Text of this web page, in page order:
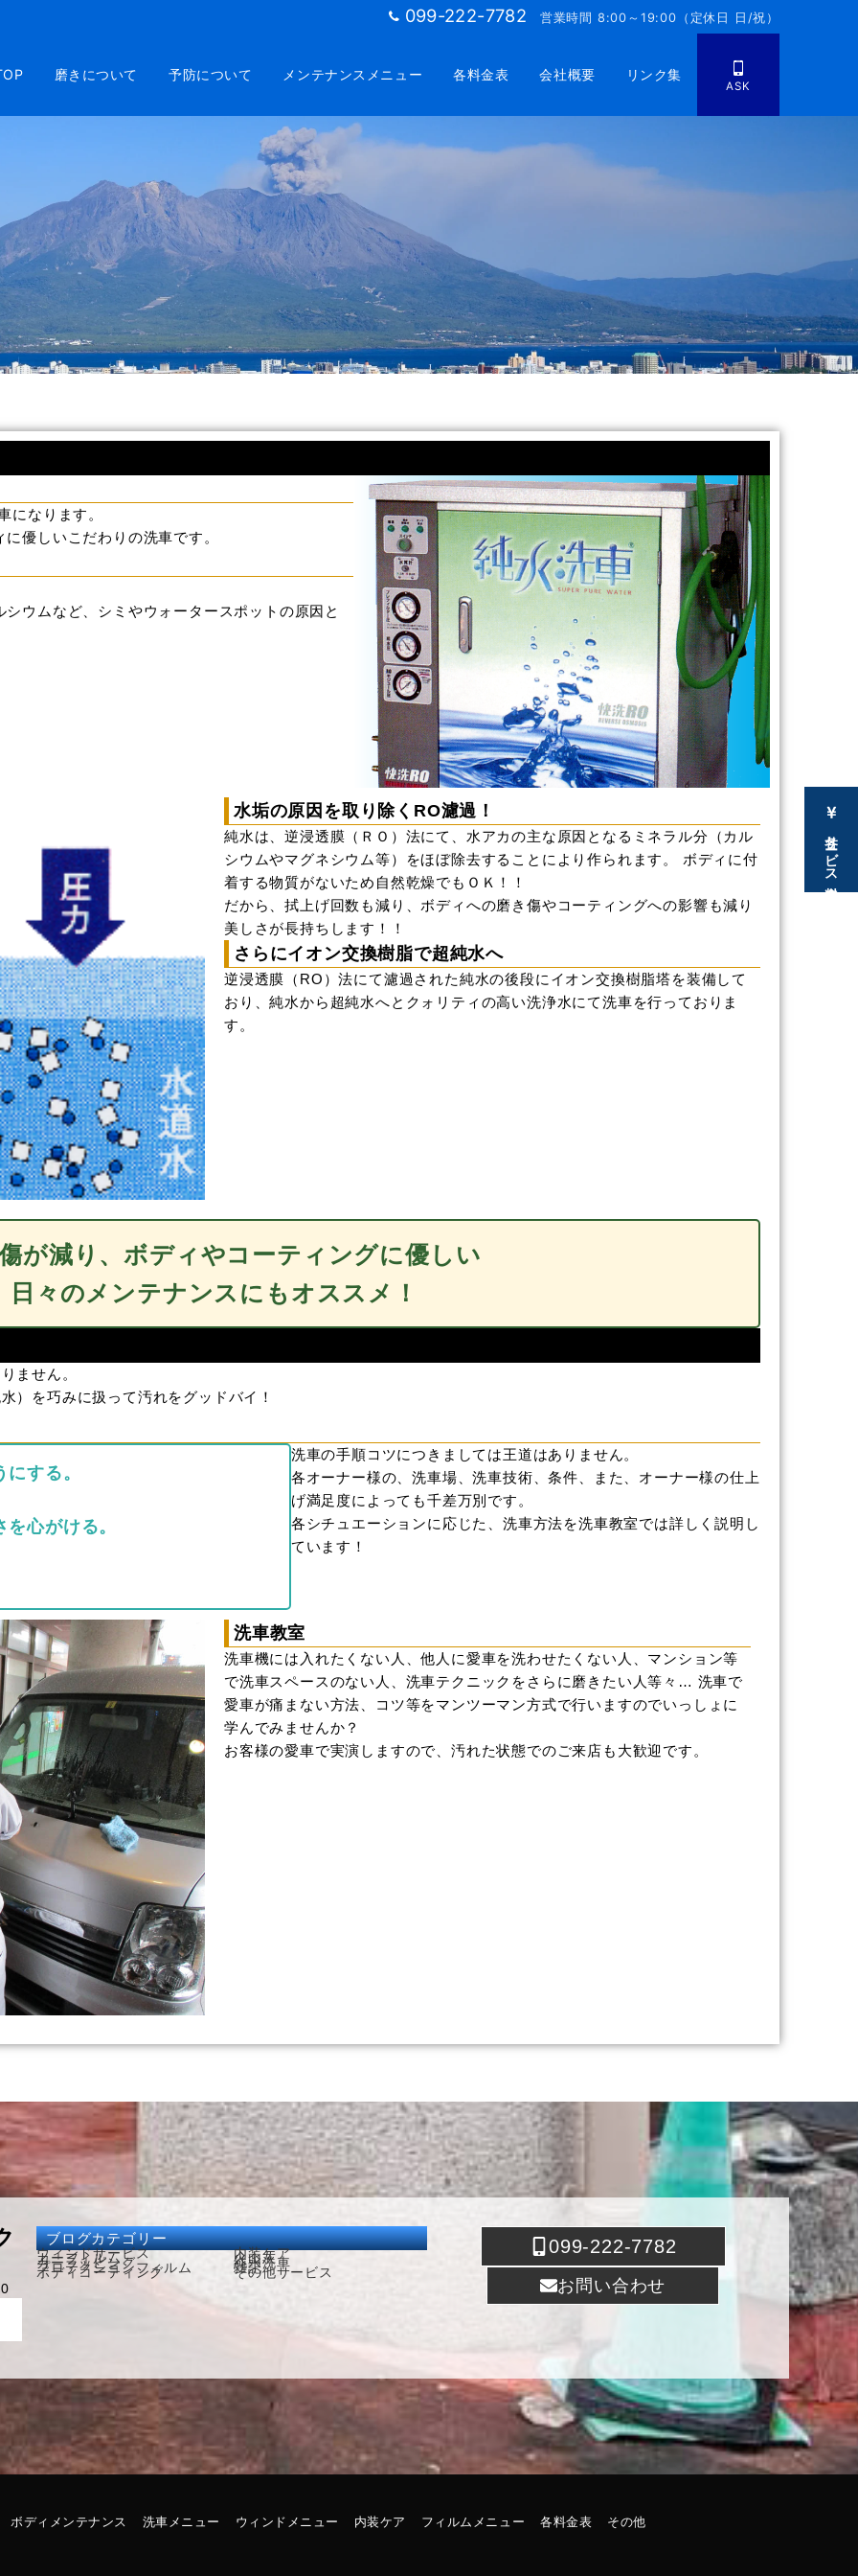
099-222-7782 営業時間 8:00～19:00（定休日 日/祝）
磨きについて 予防について メンテナンスメニュー 各料金表 会社概要 リンク集
ASK
が減り、ボディやコーティングに優しい
日々のメンテナンスにもオススメ！
ません。
）を巧みに扱って汚れをグッドバイ！
洗車の手順コツにつきましては王道はありません。
各オーナー様の、洗車場、洗車技術、条件、また、オーナー様の仕上
げ満足度によっても千差万別です。
各シチュエーションに応じた、洗車方法を洗車教室では詳しく説明し
ています！
する。
心がける。
洗車教室
洗車機には入れたくない人、他人に愛車を洗わせたくない人、マンション等
で洗車スペースのない人、洗車テクニックをさらに磨きたい人等々… 洗車で
愛車が痛まない方法、コツ等をマンツーマン方式で行いますのでいっしょに
学んでみませんか？
お客様の愛車で実演しますので、汚れた状態でのご来店も大歓迎です。
水垢の原因を取り除くRO濾過！
純水は、逆浸透膜（ＲＯ）法にて、水アカの主な原因となるミネラル分（カル
シウムやマグネシウム等）をほぼ除去することにより作られます。 ボディに付
着する物質がないため自然乾燥でもＯＫ！！
だから、拭上げ回数も減り、ボディへの磨き傷やコーティングへの影響も減り
美しさが長持ちします！！
さらにイオン交換樹脂で超純水へ
逆浸透膜（RO）法にて濾過された純水の後段にイオン交換樹脂塔を装備して
おり、純水から超純水へとクォリティの高い洗浄水にて洗車を行っておりま
す。
になります。
優しいこだわりの洗車です。
ウムなど、シミやウォータースポットの原因と
ブログカテゴリー
ウィンドサービス
カーフィルム
カーラッピング
プロテクションフィルム
ボディコーティング
内装ケア
火山灰
純水洗車
雑記
その他サービス
099-222-7782
お問い合わせ
ボディメンテナンス 洗車メニュー ウィンドメニュー 内装ケア フィルムメニュー 各料金表 その他
各サービス料金表